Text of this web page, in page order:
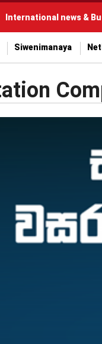
International news &
Siwenimanaya